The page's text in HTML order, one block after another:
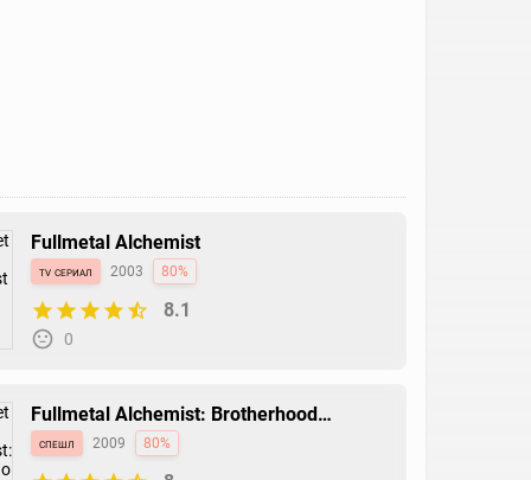
Fullmetal Alchemist
tv сериал 2003 80%
8.1
0
Fullmetal Alchemist: Brotherhood
Specials
спешл 2009 80%